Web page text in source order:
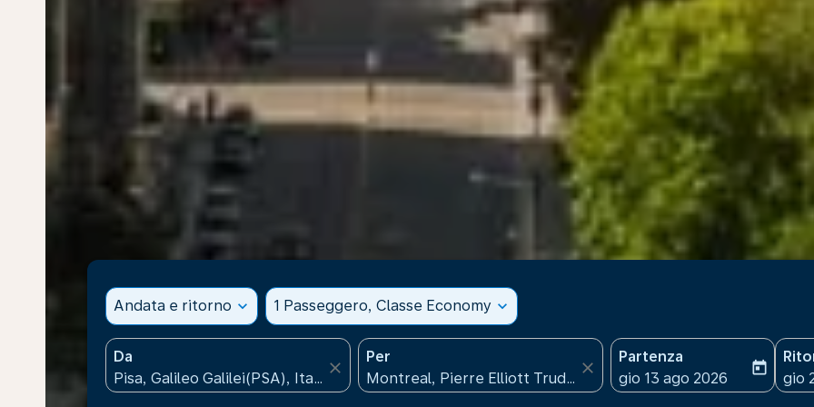
Andata e ritorno expand_more 1 Passeggero, Classe Economy expand_more
Da
close
Per
close
Partenza
fc-booking-departure-
gio 13 ago 2026
today
fc-
gio